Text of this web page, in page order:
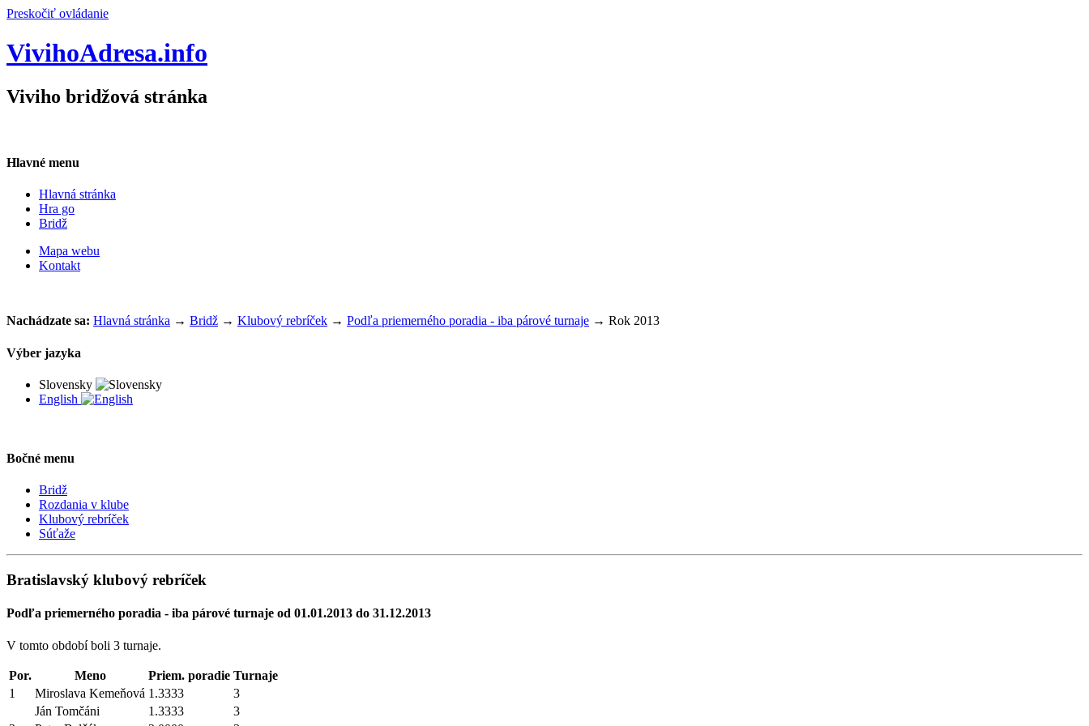
Preskočiť ovládanie
VivihoAdresa.info
Viviho bridžová stránka
Hlavné menu
Hlavná stránka
Hra go
Bridž
Mapa webu
Kontakt
Nachádzate sa: Hlavná stránka → Bridž → Klubový rebríček → Podľa priemerného poradia - iba párové turnaje → Rok 2013
Výber jazyka
Slovensky
English
Bočné menu
Bridž
Rozdania v klube
Klubový rebríček
Súťaže
Bratislavský klubový rebríček
Podľa priemerného poradia - iba párové turnaje od 01.01.2013 do 31.12.2013
V tomto období boli 3 turnaje.
Por. Meno Priem. poradie Turnaje
1
Miroslava Kemeňová 1.3333
3
Ján Tomčáni
1.3333
3